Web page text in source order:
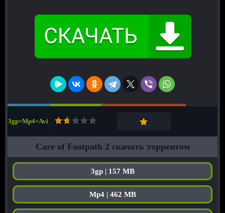
3gp+Mp4+Avi
Care of Footpath 2 скачать торрентом
3gp | 157 MB
Mp4 | 462 MB